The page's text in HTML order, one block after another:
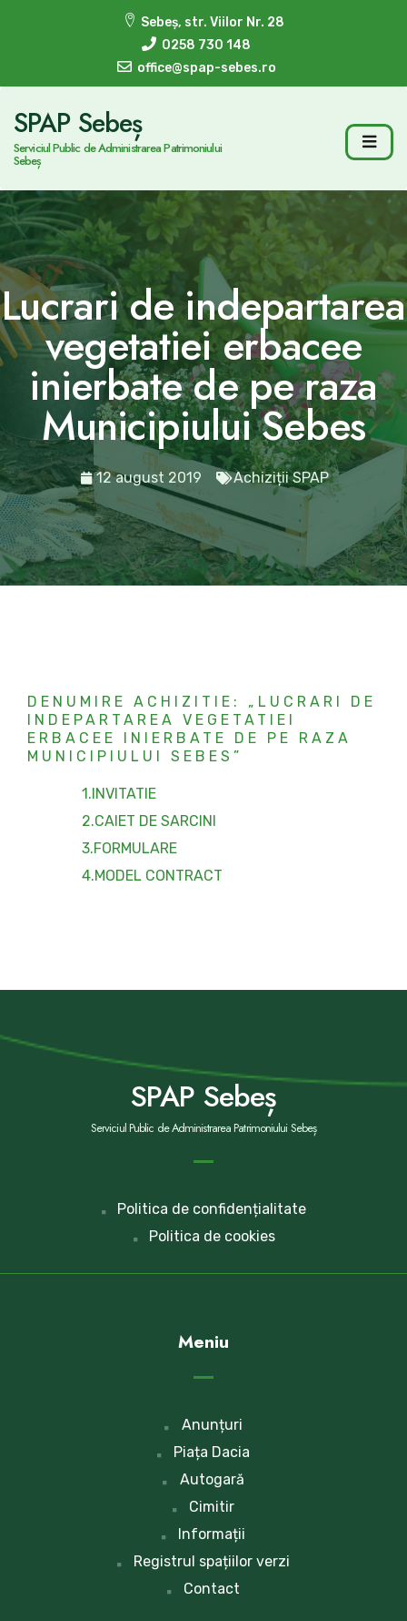
Sebeș, str. Viilor Nr. 28
0258 730 148
office@spap-sebes.ro
SPAP Sebeș
Serviciul Public de Administrarea Patrimoniului
Sebeș
Lucrari de indepartarea
vegetatiei erbacee
inierbate de pe raza
Municipiului Sebes
12 august 2019 Achiziții SPAP
DENUMIRE ACHIZITIE: „LUCRARI DE
INDEPARTAREA VEGETATIEI
ERBACEE INIERBATE DE PE RAZA
MUNICIPIULUI SEBES”
1.INVITATIE
2.CAIET DE SARCINI
3.FORMULARE
4.MODEL CONTRACT
SPAP Sebeș
Serviciul Public de Administrarea Patrimoniului Sebeș
Politica de confidențialitate
Politica de cookies
Meniu
Anunțuri
Piața Dacia
Autogară
Cimitir
Informații
Registrul spațiilor verzi
Contact